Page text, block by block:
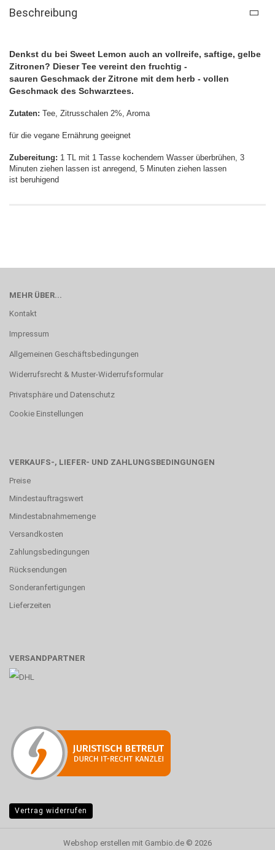
Beschreibung
Denkst du bei Sweet Lemon auch an vollreife, saftige, gelbe
Zitronen? Dieser Tee vereint den fruchtig -
sauren Geschmack der Zitrone mit dem herb - vollen
Geschmack des Schwarztees.
Zutaten: Tee, Zitrusschalen 2%, Aroma
für die vegane Ernährung geeignet
Zubereitung: 1 TL mit 1 Tasse kochendem Wasser überbrühen, 3
Minuten ziehen lassen ist anregend, 5 Minuten ziehen lassen
ist beruhigend
MEHR ÜBER...
Kontakt
Impressum
Allgemeinen Geschäftsbedingungen
Widerrufsrecht & Muster-Widerrufsformular
Privatsphäre und Datenschutz
Cookie Einstellungen
VERKAUFS-, LIEFER- UND ZAHLUNGSBEDINGUNGEN
Preise
Mindestauftragswert
Mindestabnahmemenge
Versandkosten
Zahlungsbedingungen
Rücksendungen
Sonderanfertigungen
Lieferzeiten
VERSANDPARTNER
Vertrag widerrufen
Webshop erstellen mit Gambio.de © 2026